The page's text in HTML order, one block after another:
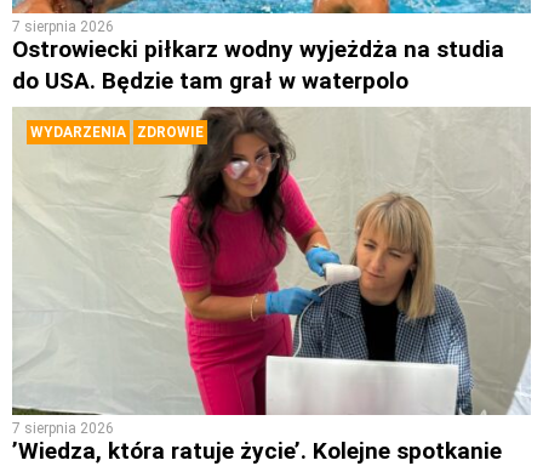
7 sierpnia 2026
Ostrowiecki piłkarz wodny wyjeżdża na studia
do USA. Będzie tam grał w waterpolo
WYDARZENIA ZDROWIE
7 sierpnia 2026
’Wiedza, która ratuje życie’. Kolejne spotkanie